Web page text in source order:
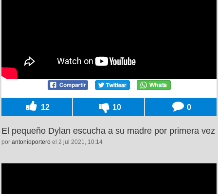
12 10 0
El pequeño Dylan escucha a su madre por primera vez
por antonioportero el 2 jul 2021, 10:14